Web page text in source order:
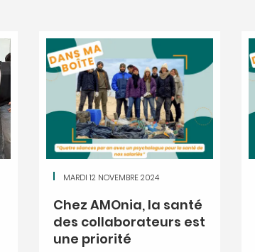
MARDI 12 NOVEMBRE 2024
Chez AMOnia, la santé
des collaborateurs est
une priorité